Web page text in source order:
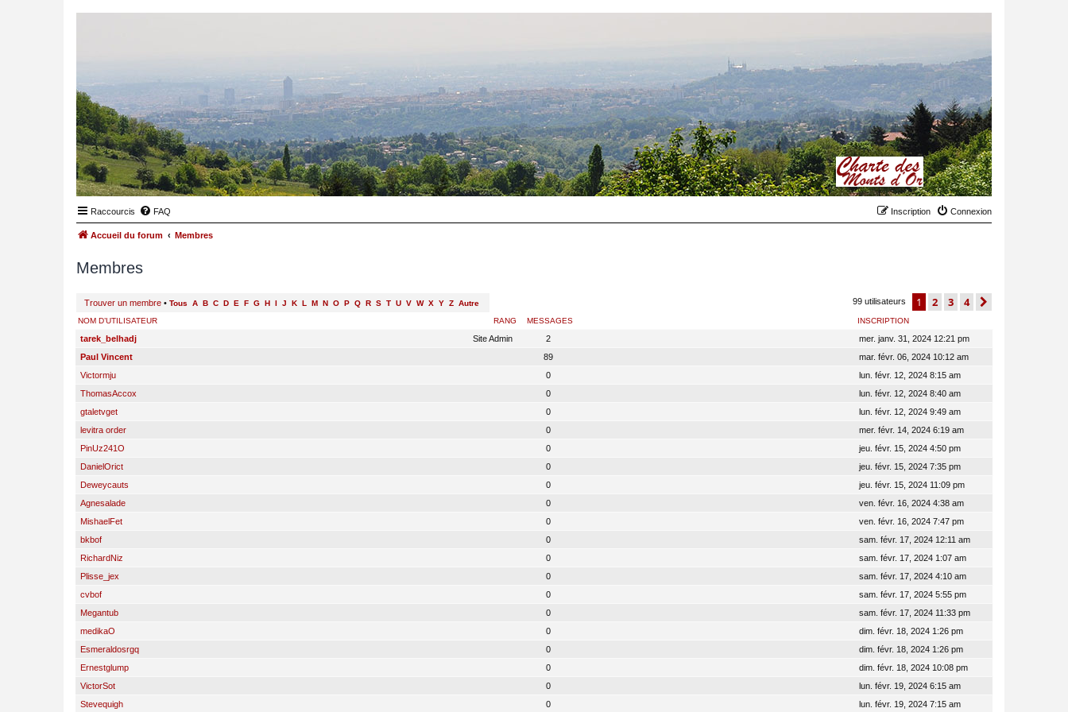
Raccourcis FAQ Connexion
Inscription
Accueil du forum Membres
Membres
Trouver un membre • Tous A B C D E F G H I J K L M N O P Q R S T U V W X Y Z Autre 99 utilisateurs 1 2 3 4
RANG
NOM D’UTILISATEUR MESSAGES INSCRIPTION
Site Admin
tarek_belhadj 2
mer. janv. 31, 2024 12:21 pm
Paul Vincent
89
mar. févr. 06, 2024 10:12 am
Victormju
0
lun. févr. 12, 2024 8:15 am
ThomasAccox
0
lun. févr. 12, 2024 8:40 am
gtaletvget
0
lun. févr. 12, 2024 9:49 am
levitra order
0
mer. févr. 14, 2024 6:19 am
PinUz241O
0
jeu. févr. 15, 2024 4:50 pm
DanielOrict
0
jeu. févr. 15, 2024 7:35 pm
Deweycauts
0
jeu. févr. 15, 2024 11:09 pm
Agnesalade
0
ven. févr. 16, 2024 4:38 am
MishaelFet
0
ven. févr. 16, 2024 7:47 pm
bkbof
0
sam. févr. 17, 2024 12:11 am
RichardNiz
0
sam. févr. 17, 2024 1:07 am
Plisse_jex
0
sam. févr. 17, 2024 4:10 am
cvbof
0
sam. févr. 17, 2024 5:55 pm
Megantub
0
sam. févr. 17, 2024 11:33 pm
medikaO
0
dim. févr. 18, 2024 1:26 pm
Esmeraldosrgq
0
dim. févr. 18, 2024 1:26 pm
Ernestglump
0
dim. févr. 18, 2024 10:08 pm
VictorSot
0
lun. févr. 19, 2024 6:15 am
Stevequigh
0 lun. févr. 19, 2024 7:15 am